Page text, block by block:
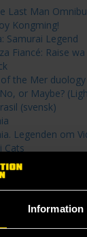
Information
Last Man
Kongming!
Samurai Legend
Fiancé: Raise
of the Mer duology
or Maybe?
(svensk)
Legenden om
Cats
Kaidashi
of the Dawn
Gryningens
Pearl Harbor
Story